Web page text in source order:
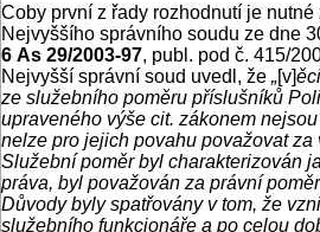
Coby první z řady rozhodnutí je
Nejvyššího správního soudu ze dne
6 As 29/2003-97, publ. pod č. 415/
Nejvyšší správní soud uvedl, že „[v]
ze služebního poměru příslušníků
upraveného výše cit. zákonem
nelze pro jejich povahu považovat za
Služební poměr byl charakterizován
práva, byl považován za právní
Důvody byly spatřovány v tom, že
služebního funkcionáře a po celou